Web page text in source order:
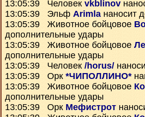
13:05:39 Человек vkblinov
13:05:39 Эльф Arimla наносит
13:05:39 Животное бойцовое
дополнительные удары
13:05:39 Животное бойцовое
дополнительные удары
13:05:39 Человек /horus/
13:05:39 Орк *ЧИПОЛЛИНО*
13:05:39 Животное бойцовое
дополнительные удары
13:05:39 Орк Мефистрот